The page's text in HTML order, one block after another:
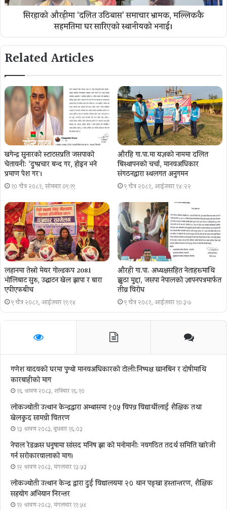
सिरहाको औरहीमा ‘दलित उठिबास’ समाचार भ्रामक, मल्लिककै
सहमतिमा घर सारिएको स्थानीयको भनाई।
Related Articles
खगेन्द्र सुनारको स्टाटसप्रति जसपाको
चेतावनी: ‘दुष्प्रचार बन्द गर, होइन भने
प्रमाण पेश गर´।
१० चैत्र २०८१, सोमबार ०९:१९
औरहि गा.पा.मा यज्ञकाे नाममा दलित
बिस्थापनकाे चर्चा, मानवअधिकार
संगठनद्वारा स्थलगत अनुगमन
९ चैत्र २०८१, आईतवार १४:२२
लहानमा तेस्रो मेयर गोल्डकप 2081
भोलिबाट सुरु, उद्घाटन खेल झापा र बारा
एपीएफबीच
९ चैत्र २०८१, आईतवार ११:१४
औरही गा.पा. अध्यक्षसहित नेताहरूमाथि
झुठा मुद्दा, जसपा नेपालको ज्ञापनपत्रमार्फत
तीव्र विरोध
९ चैत्र २०८१, आईतवार १०:३७
गणेश यादवको घरमा पुग्याे मानवअधिकारकाे टोली:निष्पक्ष छानबिन र दोषीमाथि
कारबाहीको माग
१६ श्रावण २०८३, शनिबार १६:१०
लोकज्योती उत्थान केन्द्रद्वारा अम्बासमा १०५ विपन्न विद्यार्थीलाई शैक्षिक तथा
खेलकुद सामग्री वितरण
१३ श्रावण २०८३, बुधबार १६:०३
नेपाल रेडक्रस धनुषामा सांसद मनिष झा को मनोमानी: नवगठित तदर्थ समिति खारेजी
गर्न सरोकारवालाको माग।
१२ श्रावण २०८३, मंगलवार १३:५३
लोकज्योती उत्थान केन्द्र द्वारा दुई विद्यालयमा २० थान पङ्खा हस्तान्तरण, शैक्षिक
सहयोग अभियान निरन्तर
१२ श्रावण २०८३, मंगलवार ११:५४